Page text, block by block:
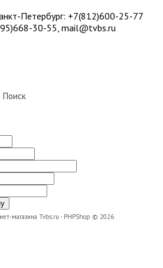
Петербург: +7(812)600-25-77
30-55, mail@tvbs.ru
Поиск
магазина Tvbs.ru - PHPShop © 2026